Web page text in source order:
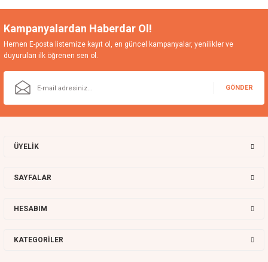
Kampanyalardan Haberdar Ol!
Hemen E-posta listemize kayıt ol, en güncel kampanyalar, yenilikler ve
duyuruları ilk öğrenen sen ol.
GÖNDER
ÜYELİK
SAYFALAR
HESABIM
KATEGORİLER